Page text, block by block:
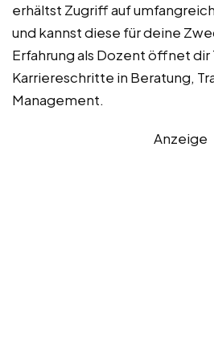
erhältst Zugriff auf
und kannst diese für deine
Erfahrung als Dozent öffnet dir
Karriereschritte in Beratung,
Management.
Anzeige